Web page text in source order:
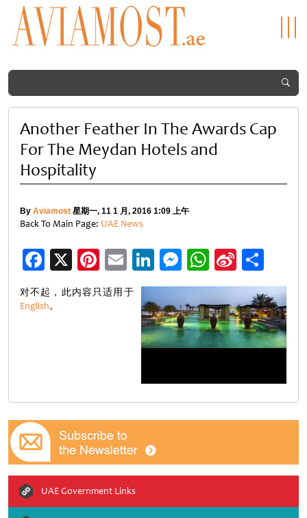
Another Feather In The Awards Cap
For The Meydan Hotels and
Hospitality
By Aviamost 星期一, 11 1 月, 2016 1:09 上午
Back To Main Page: UAE News
Facebook
X Pinterest
EmailLinkedIn
Messenger
WhatsApp
Sina
Weibo
享
对不起，此内容只适用于
English。
UAE Government Links